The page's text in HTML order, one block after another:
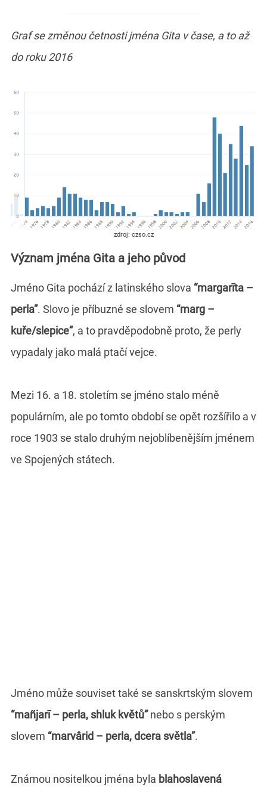
Graf se změnou četnosti jména Gita v čase, a to až
do roku 2016
zdroj: czso.cz
Význam jména Gita a jeho původ
Jméno Gita pochází z latinského slova “margarīta –
perla”. Slovo je příbuzné se slovem “marg –
kuře/slepice”, a to pravděpodobně proto, že perly
vypadaly jako malá ptačí vejce.
Mezi 16. a 18. stoletím se jméno stalo méně
populárním, ale po tomto období se opět rozšířilo a v
roce 1903 se stalo druhým nejoblíbenějším jménem
ve Spojených státech.
Jméno může souviset také se sanskrtským slovem
“mañjarī – perla, shluk květů”nebo s perským
slovem “marvârid – perla, dcera světla”.
Známou nositelkou jména byla blahoslavená